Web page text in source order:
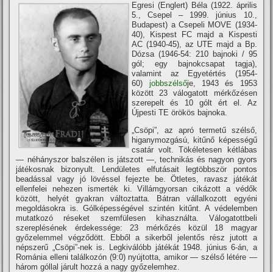
Egresi (Englert) Béla (1922. április
5., Csepel – 1999. június 10.,
Budapest) a Csepeli MOVE (1934-
40), Kispest FC majd a Kispesti
AC (1940-45), az UTE majd a Bp.
Dózsa (1946-54: 210 bajnoki / 95
gól; egy bajnokcsapat tagja),
valamint az Egyetértés (1954-
60) jobbszélsője, 1943 és 1953
között 23 válogatott mérkőzésen
szerepelt és 10 gólt ért el. Az
Újpesti TE örökös bajnoka.
„Csöpi”, az apró termetű szélső,
higanymozgású, kitűnő képességű
csatár volt. Tökéletesen kétlábas
— néhányszor balszélen is játszott —, technikás és nagyon gyors
játékosnak bizonyult. Lendületes elfutásait legtöbbször pontos
beadással vagy jó lövéssel fejezte be. Ötletes, ravasz játékát
ellenfelei nehezen ismerték ki. Villámgyorsan cikázott a védők
között, helyét gyakran változtatta. Bátran vállalkozott egyéni
megoldásokra is. Gólképességével szintén kitűnt. A védelemben
mutatkozó réseket szemfülesen kihasználta. Válogatottbeli
szereplésének érdekessége: 23 mérkőzés közül 18 magyar
győzelemmel végződött. Ebből a sikerből jelentős rész jutott a
népszerű „Csöpi”-nek is. Legkiválóbb játékát 1948. június 6-án, a
Románia elleni találkozón (9:0) nyújtotta, amikor — szélső létére —
három góllal járult hozzá a nagy győzelemhez.